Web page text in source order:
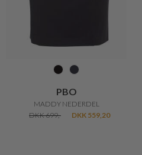
PBO
MADDY NEDERDEL
DKK 699,-
DKK 559,20